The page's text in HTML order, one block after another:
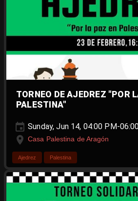
TORNEO DE AJEDREZ "POR
PALESTINA"
Sunday, Jun 14, 04:00 PM-
Casa Palestina de Aragón
Ajedrez Palestina